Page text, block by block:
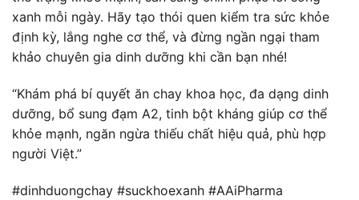
xanh mỗi ngày. Hãy tạo thói quen kiểm tra sức khỏe
định kỳ, lắng nghe cơ thể, và đừng ngần ngại tham
khảo chuyên gia dinh dưỡng khi cần bạn nhé!
“Khám phá bí quyết ăn chay khoa học, đa dạng dinh
dưỡng, bổ sung đạm A2, tinh bột kháng giúp cơ thể
khỏe mạnh, ngăn ngừa thiếu chất hiệu quả, phù hợp
người Việt.”
#dinhduongchay #suckhoexanh #AAiPharma